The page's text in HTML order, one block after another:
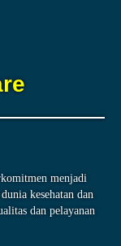
menjadi
kesehatan dan
dan pelayanan